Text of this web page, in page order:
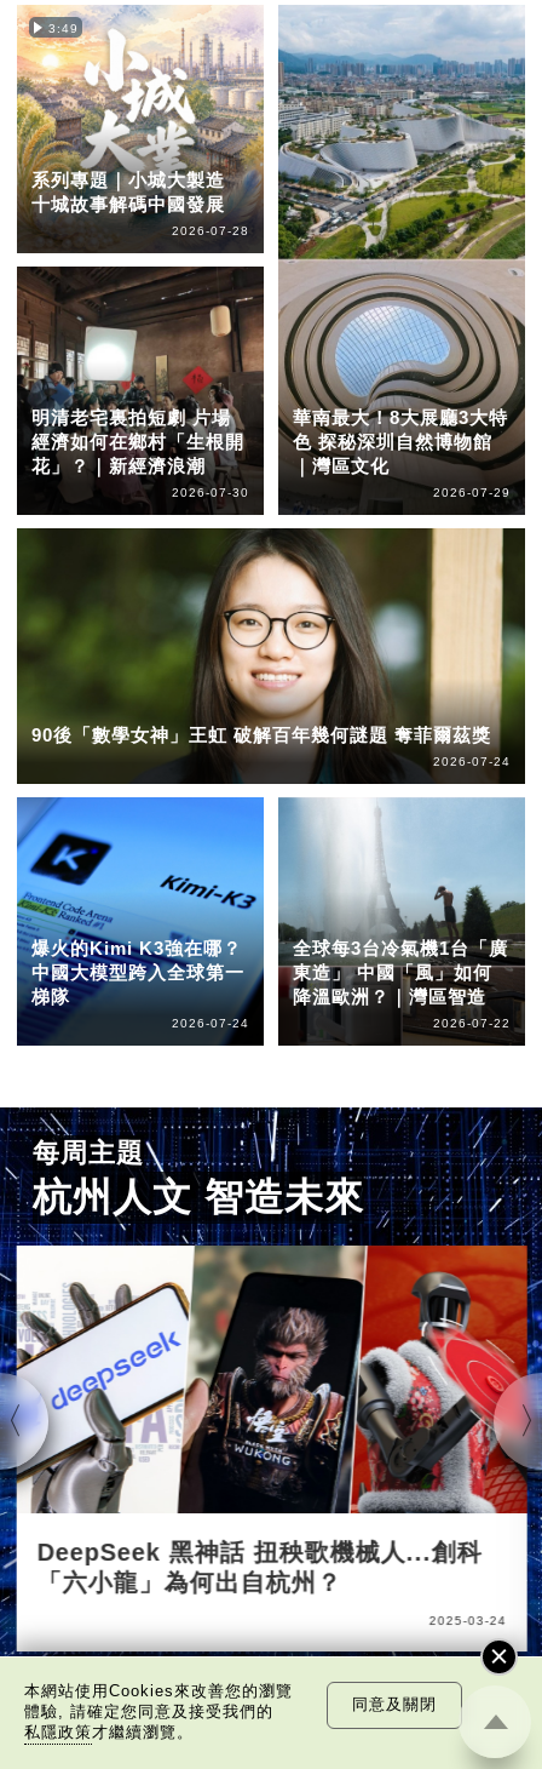
3:49
系列專題｜小城大製造
十城故事解碼中國發展
2026-07-28
明清老宅裏拍短劇 片場
經濟如何在鄉村「生根開
花」？｜新經濟浪潮
2026-07-30
華南最大！8大展廳3大特
色 探秘深圳自然博物館
｜灣區文化
2026-07-29
90後「數學女神」王虹 破解百年幾何謎題 奪菲爾茲獎
2026-07-24
爆火的Kimi K3強在哪？
中國大模型跨入全球第一
梯隊
2026-07-24
全球每3台冷氣機1台「廣
東造」 中國「風」如何
降溫歐洲？｜灣區智造
2026-07-22
每周主題
杭州人文 智造未來
DeepSeek 黑神話 扭秧歌機械人...創科
「六小龍」為何出自杭州？
2025-03-24
本網站使用Cookies來改善您的瀏覽
體驗, 請確定您同意及接受我們的
私隱政策才繼續瀏覽。
同意及關閉